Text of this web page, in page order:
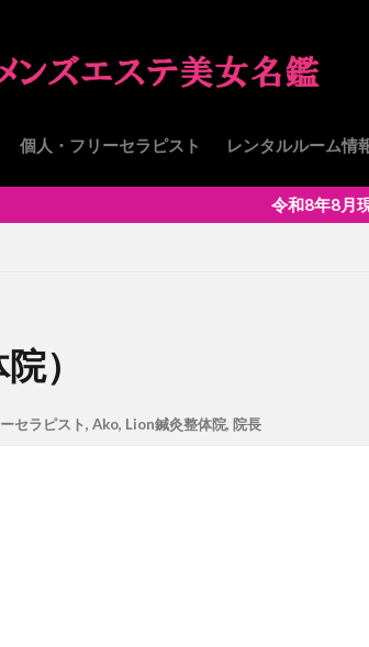
個人・フリーセラピスト レンタルルーム情
令和8年8月現在、173名の
）
セラピスト, Ako, Lion鍼灸整体院, 院長